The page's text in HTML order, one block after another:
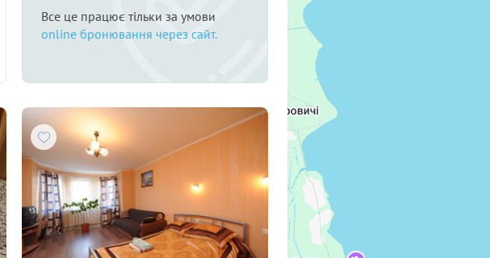
Все це працює тільки за умови
online бронювання через сайт.